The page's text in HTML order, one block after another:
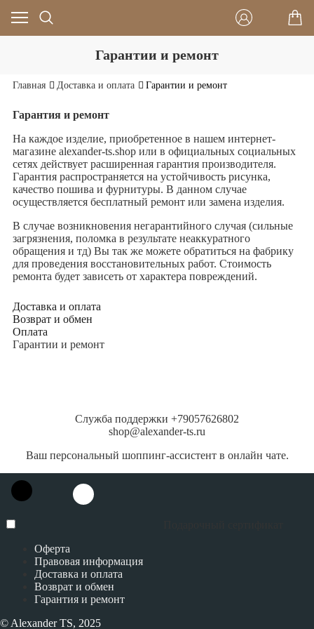
Гарантии и ремонт
Главная Доставка и оплата Гарантии и ремонт
Гарантия и ремонт
На каждое изделие, приобретенное в нашем интернет-
магазине alexander-ts.shop или в официальных социальных
сетях действует расширенная гарантия производителя.
Гарантия распространяется на устойчивость рисунка,
качество пошива и фурнитуры. В данном случае
осуществляется бесплатный ремонт или замена изделия.
В случае возникновения негарантийного случая (сильные
загрязнения, поломка в результате неаккуратного
обращения и тд) Вы так же можете обратиться на фабрику
для проведения восстановительных работ. Стоимость
ремонта будет зависеть от характера повреждений.
Доставка и оплата
Возврат и обмен
Оплата
Гарантии и ремонт
Служба поддержки +79057626802
shop@alexander-ts.ru
Ваш персональный шоппинг-ассистент в онлайн чате.
Оферта
Правовая информация
Доставка и оплата
Возврат и обмен
Гарантия и ремонт
© Alexander TS, 2025